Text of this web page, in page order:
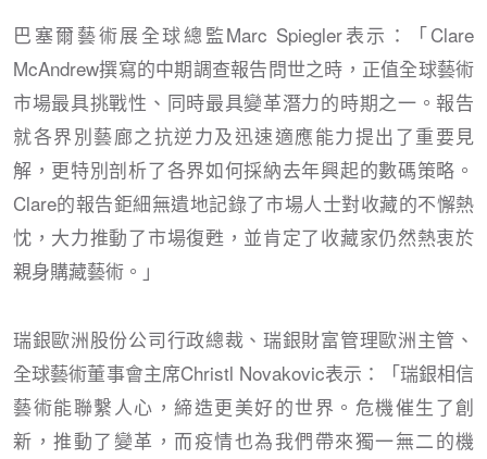
巴塞爾藝術展全球總監Marc Spiegler表示：「Clare
McAndrew撰寫的中期調查報告問世之時，正值全球藝術
市場最具挑戰性、同時最具變革潛力的時期之一。報告
就各界別藝廊之抗逆力及迅速適應能力提出了重要見
解，更特別剖析了各界如何採納去年興起的數碼策略。
Clare的報告鉅細無遺地記錄了市場人士對收藏的不懈熱
忱，大力推動了市場復甦，並肯定了收藏家仍然熱衷於
親身購藏藝術。」
瑞銀歐洲股份公司行政總裁、瑞銀財富管理歐洲主管、
全球藝術董事會主席Christl Novakovic表示：「瑞銀相信
藝術能聯繫人心，締造更美好的世界。危機催生了創
新，推動了變革，而疫情也為我們帶來獨一無二的機